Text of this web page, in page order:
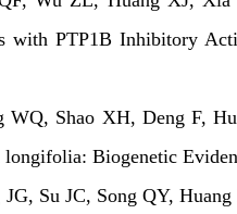
with PTP1B Inhibitory
WQ, Shao XH, Deng F,
longifolia: Biogenetic
JG, Su JC, Song QY,